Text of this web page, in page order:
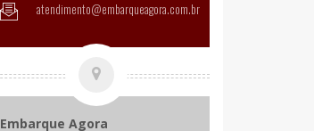
atendimento@embarqueagora.com.br
Embarque Agora